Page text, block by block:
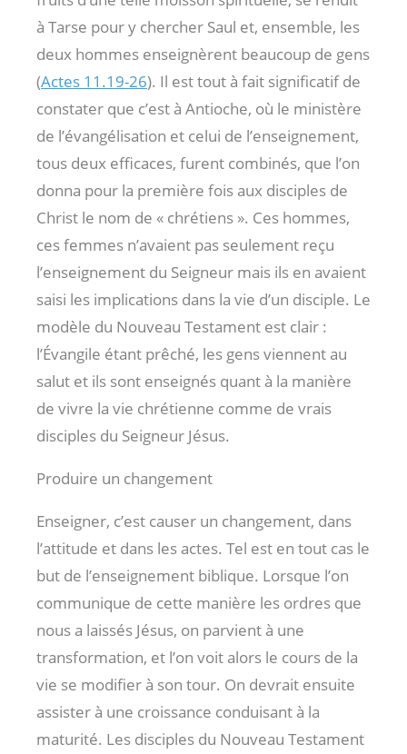
à Tarse pour y chercher Saul et, ensemble, les
deux hommes enseignèrent beaucoup de gens
(Actes 11.19-26). Il est tout à fait significatif de
constater que c’est à Antioche, où le ministère
de l’évangélisation et celui de l’enseignement,
tous deux efficaces, furent combinés, que l’on
donna pour la première fois aux disciples de
Christ le nom de « chrétiens ». Ces hommes,
ces femmes n’avaient pas seulement reçu
l’enseignement du Seigneur mais ils en avaient
saisi les implications dans la vie d’un disciple. Le
modèle du Nouveau Testament est clair :
l’Évangile étant prêché, les gens viennent au
salut et ils sont enseignés quant à la manière
de vivre la vie chrétienne comme de vrais
disciples du Seigneur Jésus.
Produire un changement
Enseigner, c’est causer un changement, dans
l’attitude et dans les actes. Tel est en tout cas le
but de l’enseignement biblique. Lorsque l’on
communique de cette manière les ordres que
nous a laissés Jésus, on parvient à une
transformation, et l’on voit alors le cours de la
vie se modifier à son tour. On devrait ensuite
assister à une croissance conduisant à la
maturité. Les disciples du Nouveau Testament